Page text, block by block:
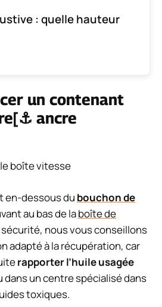
: quelle hauteur
un contenant
ancre
en-dessous du bouchon de
au bas de laboîte de
sécurité, nous vous conseillons
adapté à la récupération, car
rapporter l’huile usagée
dans un centre spécialisé dans
toxiques.